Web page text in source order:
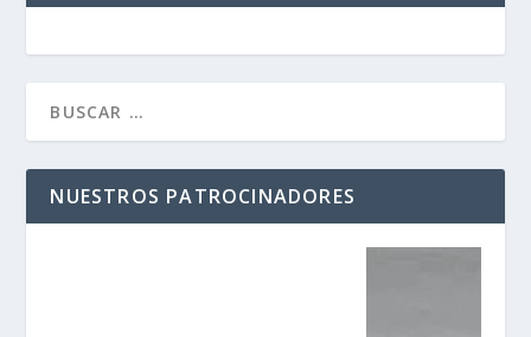
NUESTROS PATROCINADORES